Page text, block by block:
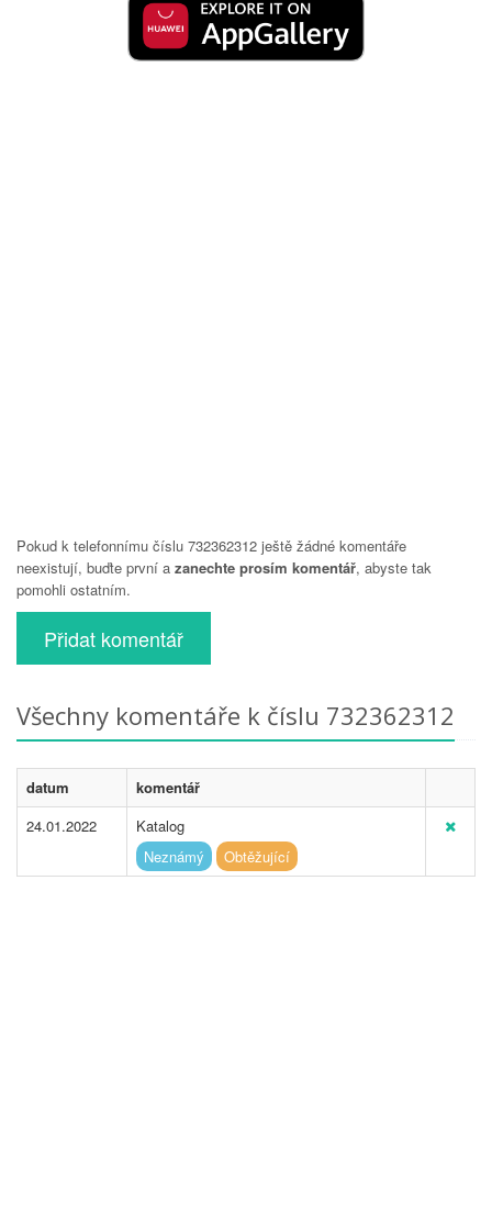
Pokud k telefonnímu číslu 732362312 ještě žádné komentáře
neexistují, buďte první a zanechte prosím komentář, abyste tak
pomohli ostatním.
Přidat komentář
Všechny komentáře k číslu 732362312
datum
komentář
24.01.2022
Katalog
Neznámý
Obtěžující